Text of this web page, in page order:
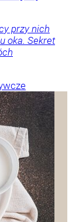
przy nich
oka. Sekret